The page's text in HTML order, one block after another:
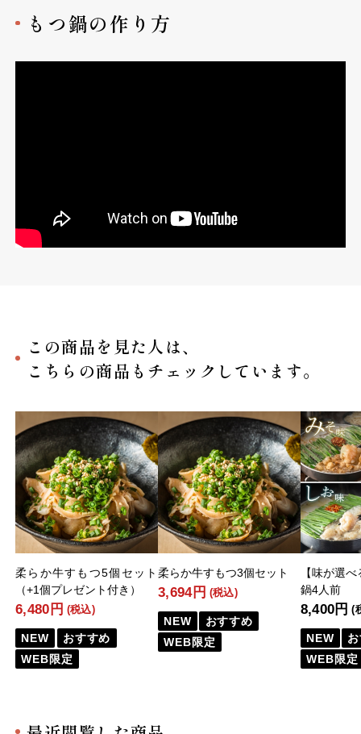
もつ鍋の作り方
この商品を見た人は、
こちらの商品もチェックしています。
柔らか牛すもつ5個セット
（+1個プレゼント付き）
6,480円 (税込)
NEW
おすすめ
WEB限定
柔らか牛すもつ3個セット
3,694円 (税込)
NEW
おすすめ
WEB限定
【味が選
鍋4人前
8,400円 (
NEW
WEB限定